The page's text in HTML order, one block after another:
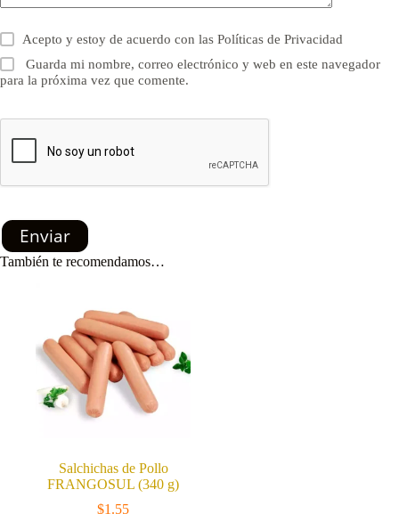
Acepto y estoy de acuerdo con lasPolíticas de Privacidad
Guarda mi nombre, correo electrónico y web en este navegador
para la próxima vez que comente.
Enviar
También te recomendamos…
Salchichas de Pollo
FRANGOSUL (340 g)
$1.55